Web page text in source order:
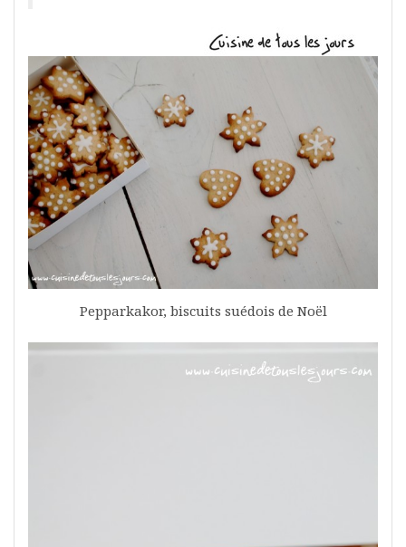
Pepparkakor, biscuits suédois de Noël